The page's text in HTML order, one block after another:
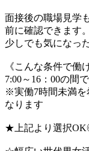
面接後の職場見学
前に確認できます。
少しでも気になっ
《こんな条件で働
7:00～16：00の間
※実働7時間未満を
なります
★上記より選択